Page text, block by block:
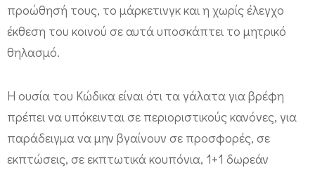
ά
ρ
κ
τ
προώθησή τους, το μάρκετινγκ και η χωρίς έλεγχο
έκθεση του κοινού σε αυτά υποσκάπτει το μητρικό
θηλασμό.
Η ουσία του Κώδικα είναι ότι τα γάλατα για βρέφη
πρέπει να υπόκεινται σε περιοριστικούς κανόνες, για
παράδειγμα να μην βγαίνουν σε προσφορές, σε
εκπτώσεις, σε εκπτωτικά κουπόνια, 1+1 δωρεάν